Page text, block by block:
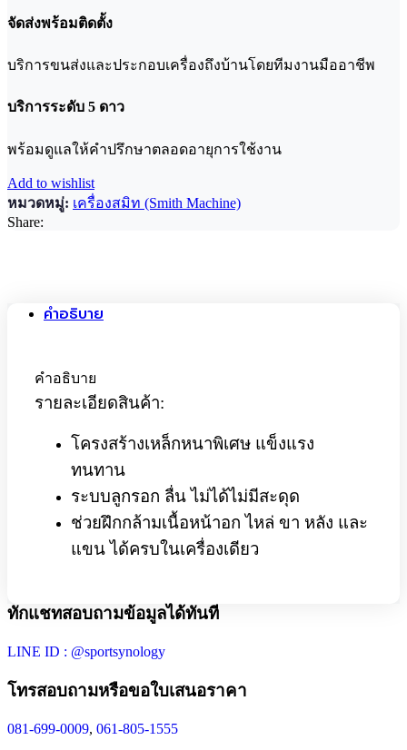
จัดส่งพร้อมติดตั้ง
บริการขนส่งและประกอบเครื่องถึงบ้านโดยทีมงานมืออาชีพ
บริการระดับ 5 ดาว
พร้อมดูแลให้คำปรึกษาตลอดอายุการใช้งาน
Add to wishlist
หมวดหมู่: เครื่องสมิท (Smith Machine)
Share:
คำอธิบาย
คำอธิบาย
รายละเอียดสินค้า:
โครงสร้างเหล็กหนาพิเศษ แข็งแรง
ทนทาน
ระบบลูกรอก ลื่น ไม่ได้ไม่มีสะดุด
ช่วยฝึกกล้ามเนื้อหน้าอก ไหล่ ขา หลัง และ
แขน ได้ครบในเครื่องเดียว
ทักแชทสอบถามข้อมูลได้ทันที
LINE ID : @sportsynology
โทรสอบถามหรือขอใบเสนอราคา
081-699-0009, 061-805-1555